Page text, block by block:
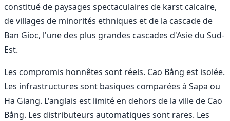
constitué de paysages spectaculaires de karst calcaire,
de villages de minorités ethniques et de la cascade de
Ban Gioc, l'une des plus grandes cascades d'Asie du Sud-
Est.
Les compromis honnêtes sont réels. Cao Bằng est isolée.
Les infrastructures sont basiques comparées à Sapa ou
Ha Giang. L'anglais est limité en dehors de la ville de Cao
Bằng. Les distributeurs automatiques sont rares. Les